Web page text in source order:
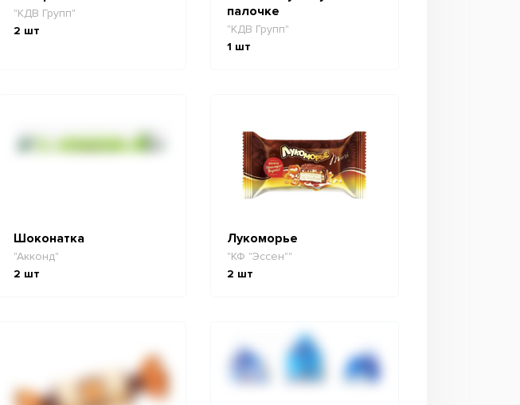
"КДВ Групп"
2 шт
палочке
"КДВ Групп"
1 шт
Шоконатка
"Акконд"
2 шт
Лукоморье
"КФ "Эссен""
2 шт